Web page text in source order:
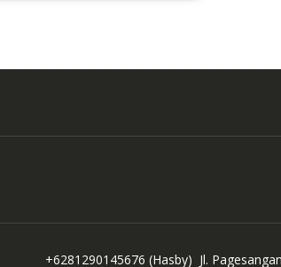
+6281290145676 (Hasby) Jl.